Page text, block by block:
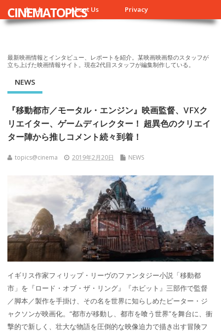
ホーム About Us Privacy
CINEMATOPICS
最新映画情報とインタビュー、レポートを紹介。某映画映画祭のスタッフが
立ち上げた映画情報サイト。現在2代目スタッフが編集制作している。
NEWS
『移動都市／モータル・エンジン』映画監督、VFXク
リエイター、ゲームディレクター！ 超異色のクリエイ
ター陣から推しコメント続々到着！
topics@cinema 2019年2月20日 NEWS
イギリス作家フィリップ・リーヴのファンタジー小説「移動都
市」を『ロード・オブ・ザ・リング』『ホビット』三部作で監督
／脚本／製作を手掛け、その名を世界に知らしめたピーター・ジ
ャクソンが映画化。“都市が移動し、都市を喰う世界”を舞台に、衝
撃的で新しく、壮大な物語を圧倒的な映像迫力で描き出す冒険フ